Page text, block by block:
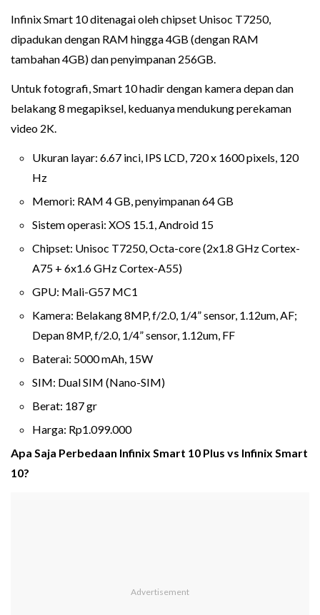
Infinix Smart 10 ditenagai oleh chipset Unisoc T7250,
dipadukan dengan RAM hingga 4GB (dengan RAM
tambahan 4GB) dan penyimpanan 256GB.
Untuk fotografi, Smart 10 hadir dengan kamera depan dan
belakang 8 megapiksel, keduanya mendukung perekaman
video 2K.
Ukuran layar: 6.67 inci, IPS LCD, 720 x 1600 pixels, 120
Hz
Memori: RAM 4 GB, penyimpanan 64 GB
Sistem operasi: XOS 15.1, Android 15
Chipset: Unisoc T7250, Octa-core (2x1.8 GHz Cortex-
A75 + 6x1.6 GHz Cortex-A55)
GPU: Mali-G57 MC1
Kamera: Belakang 8MP, f/2.0, 1/4” sensor, 1.12um, AF;
Depan 8MP, f/2.0, 1/4” sensor, 1.12um, FF
Baterai: 5000 mAh, 15W
SIM: Dual SIM (Nano-SIM)
Berat: 187 gr
Harga: Rp1.099.000
Apa Saja Perbedaan Infinix Smart 10 Plus vs Infinix Smart
10?